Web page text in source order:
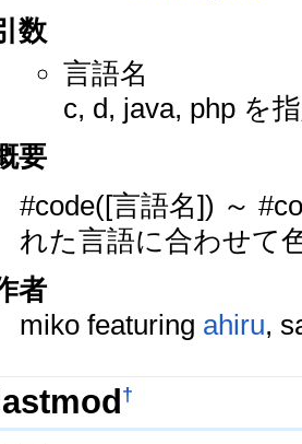
数
言語名
c, d, java, php を
要
#code([言語名]) ～
れた言語に合わせて
者
miko featuring ahiru,
lastmod†